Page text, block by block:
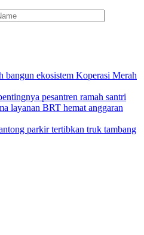
bangun ekosistem Koperasi Merah
pesantren ramah santri
layanan BRT hemat anggaran
parkir tertibkan truk tambang